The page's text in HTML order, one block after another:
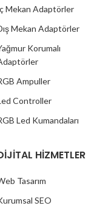
Mekan Adaptörler
Mekan Adaptörler
Korumalı
Ampuller
Controller
Led Kumandaları
HİZMETLER
Tasarım
SEO